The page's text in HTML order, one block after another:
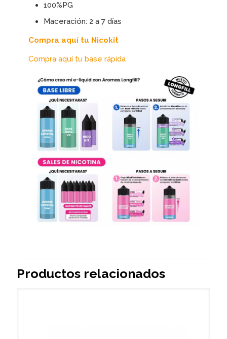
100%PG
Maceración: 2 a 7 días
Compra aquí tu Nicokit
Compra aquí tu base rápida
Productos relacionados